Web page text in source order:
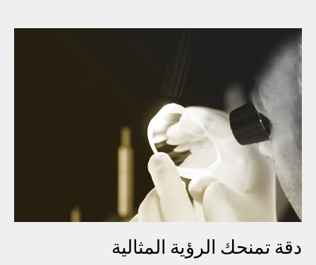
دقة تمنحك الرؤية المثالية